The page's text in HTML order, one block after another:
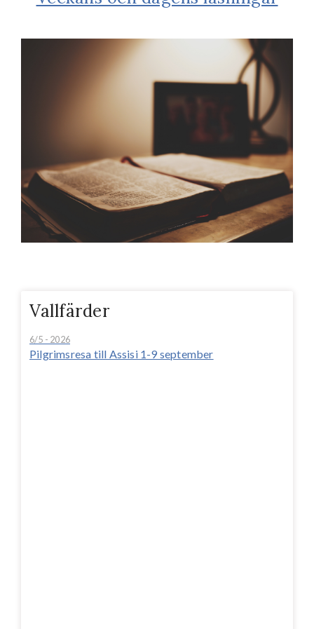
Vallfärder
6/5 - 2026
Pilgrimsresa till Assisi 1-9 september